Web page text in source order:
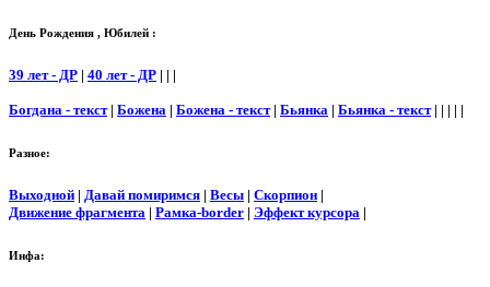
День Рождения , Юбилей :
39 лет - ДР | 40 лет - ДР | | |
Богдана - текст| Божена | Божена - текст| Бьянка | Бьянка - текст| | | | |
Разное:
Выходной | Давай помиримся | Весы | Скорпион |
Движение фрагмента | Рамка-border | Эффект курсора |
Инфа: